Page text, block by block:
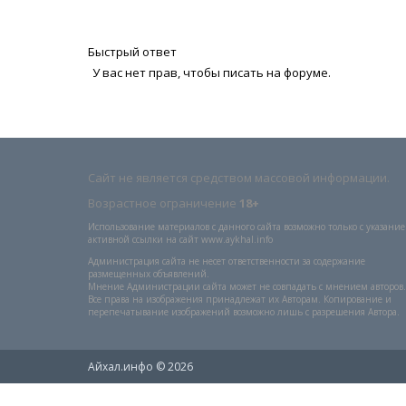
Быстрый ответ
У вас нет прав, чтобы писать на форуме.
Сайт не является средством массовой информации.
Возрастное ограничение 18+
Использование материалов с данного сайта возможно только с
активной ссылки на сайт www.aykhal.info
Администрация сайта не несет ответственности за содержание
размещенных объявлений.
Мнение Администрации сайта может не совпадать с мнением авторов.
Все права на изображения принадлежат их Авторам. Копирование и
перепечатывание изображений возможно лишь с разрешения Автора.
Айхал.инфо © 2026